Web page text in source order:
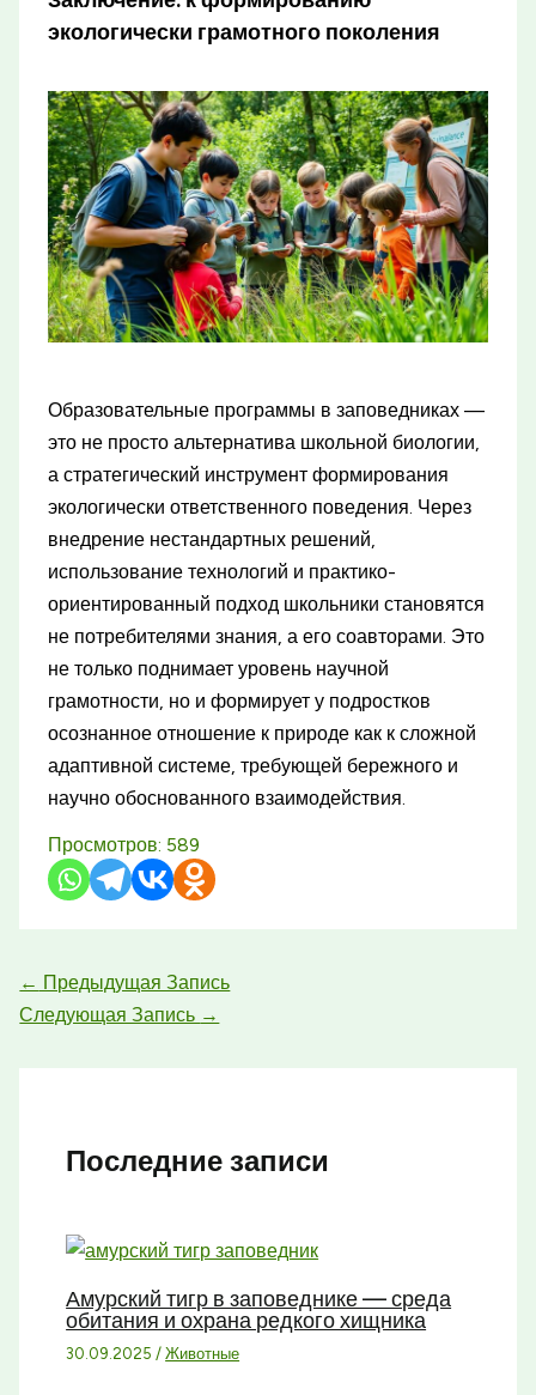
экологически грамотного поколения
Образовательные программы в заповедниках —
это не просто альтернатива школьной биологии,
а стратегический инструмент формирования
экологически ответственного поведения. Через
внедрение нестандартных решений,
использование технологий и практико-
ориентированный подход школьники становятся
не потребителями знания, а его соавторами. Это
не только поднимает уровень научной
грамотности, но и формирует у подростков
осознанное отношение к природе как к сложной
адаптивной системе, требующей бережного и
научно обоснованного взаимодействия.
Просмотров: 589
← Предыдущая Запись
Следующая Запись →
Последние записи
Амурский тигр в заповеднике — среда
обитания и охрана редкого хищника
30.09.2025/Животные